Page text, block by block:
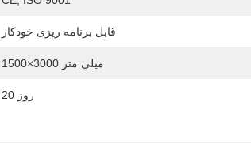
قابل برنامه ریزی خودکار
1500×3000 میلی متر
20 روز